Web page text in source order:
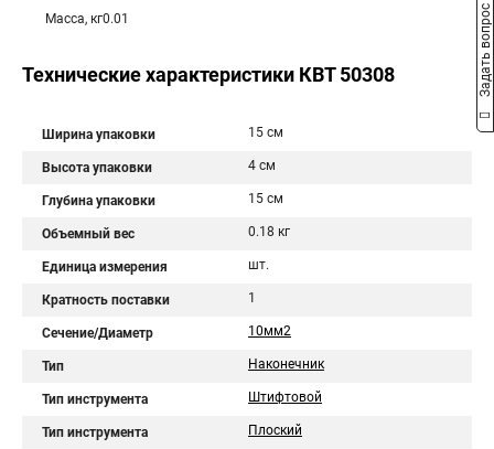
Масса, кг0.01
Технические характеристики КВТ 50308
Ширина упаковки 15 см
Высота упаковки 4 см
Глубина упаковки 15 см
Объемный вес 0.18 кг
Единица измерения шт.
Кратность поставки 1
Сечение/Диаметр 10мм2
Тип Наконечник
Тип инструмента Штифтовой
Тип инструмента Плоский
Задать вопрос